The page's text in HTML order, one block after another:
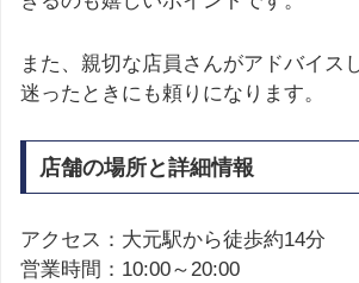
また、親切な店員さんがアドバイス
迷ったときにも頼りになります。
店舗の場所と詳細情報
アクセス：大元駅から徒歩約14分
営業時間：10:00～20:00